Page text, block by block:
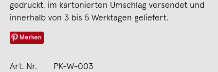
gedruckt, im kartonierten Umschlag versendet und
innerhalb von 3 bis 5 Werktagen geliefert.
Merken
Art. Nr. PK-W-003